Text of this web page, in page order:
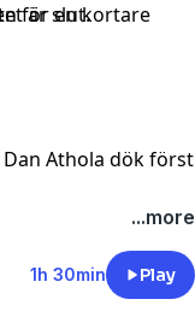
är slut.
för en kortare
Athola dök först
...more
1h 30min Play